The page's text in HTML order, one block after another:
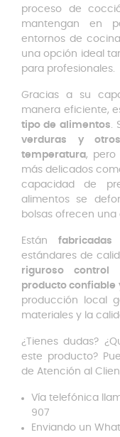
proceso de
mantengan en
entornos de
una opción ideal
para profesionales.
Gracias a su
manera eficiente,
tipo de alimentos.
verduras y
temperatura, pero
más delicados
capacidad de
alimentos se
bolsas ofrecen
Están fabricadas
estándares de
riguroso control
producto confiable
producción local
materiales y la
¿Tienes dudas?
este producto?
de Atención al
Vía telefónica
907
Enviando un